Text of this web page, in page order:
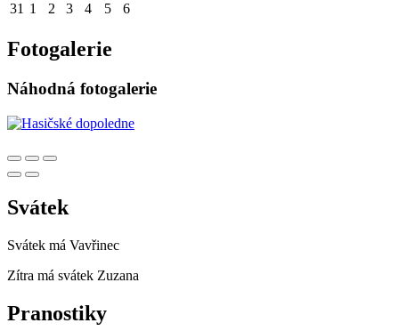
31 1 2 3 4 5 6
Fotogalerie
Náhodná fotogalerie
Svátek
Svátek má Vavřinec
Zítra má svátek Zuzana
Pranostiky